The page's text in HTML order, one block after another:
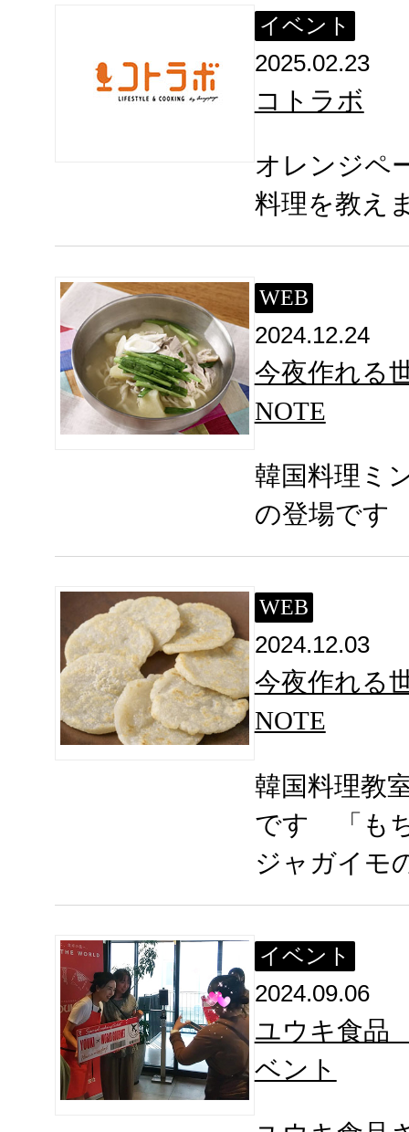
イベント
2025.02.23
コトラボ
オレンジペ
料理を教え
WEB
2024.12.24
今夜作れる
NOTE
韓国料理ミ
の登場です
WEB
2024.12.03
今夜作れる
NOTE
韓国料理教
です 「も
ジャガイモ
イベント
2024.09.06
ユウキ食
ベント